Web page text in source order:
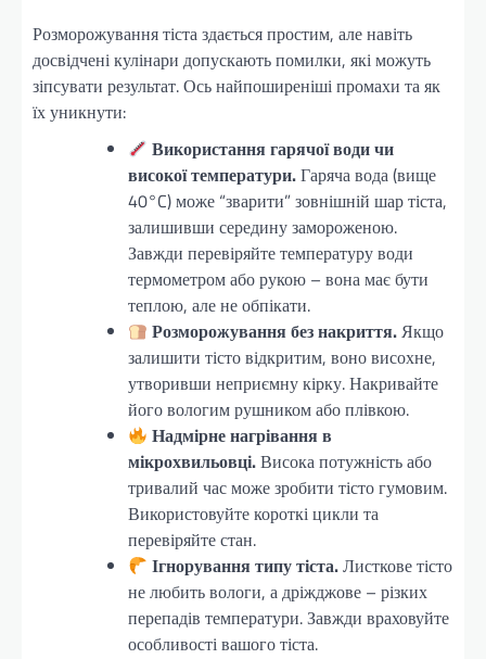
Розморожування тіста здається простим, але навіть
досвідчені кулінари допускають помилки, які можуть
зіпсувати результат. Ось найпоширеніші промахи та як
їх уникнути:
Використання гарячої води чи
високої температури.Гаряча вода (вище
40°C) може “зварити” зовнішній шар тіста,
залишивши середину замороженою.
Завжди перевіряйте температуру води
термометром або рукою – вона має бути
теплою, але не обпікати.
Розморожування без накриття.Якщо
залишити тісто відкритим, воно висохне,
утворивши неприємну кірку. Накривайте
його вологим рушником або плівкою.
Надмірне нагрівання в
мікрохвильовці.Висока потужність або
тривалий час може зробити тісто гумовим.
Використовуйте короткі цикли та
перевіряйте стан.
Ігнорування типу тіста.Листкове тісто
не любить вологи, а дріжджове – різких
перепадів температури. Завжди враховуйте
особливості вашого тіста.